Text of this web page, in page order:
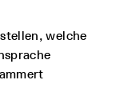
welche